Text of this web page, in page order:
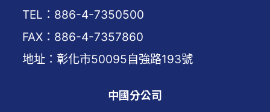
TEL：886-4-7350500
FAX：886-4-7357860
地址：彰化市50095自強路193號
中國分公司